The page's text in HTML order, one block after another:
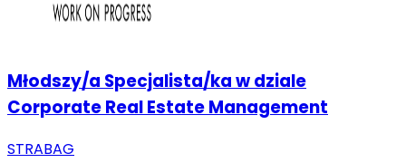
Młodszy/a Specjalista/ka w dziale
Corporate Real Estate Management
STRABAG